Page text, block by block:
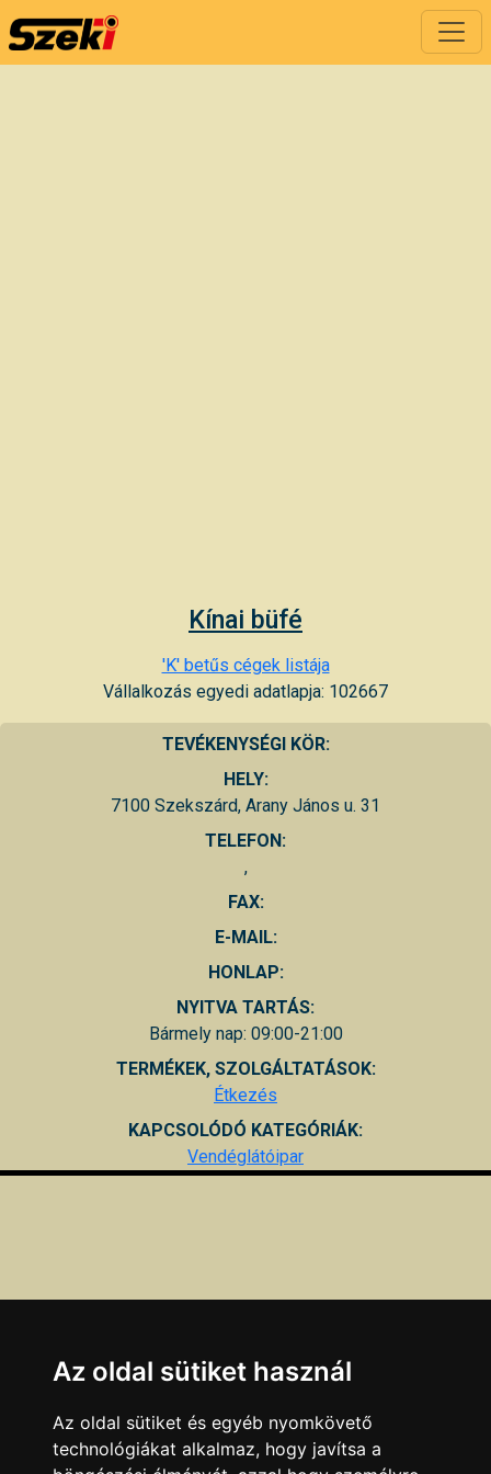
Kínai büfé
'K' betűs cégek listája
Vállalkozás egyedi adatlapja: 102667
TEVÉKENYSÉGI KÖR:
HELY:
7100 Szekszárd, Arany János u. 31
TELEFON:
,
FAX:
E-MAIL:
HONLAP:
NYITVA TARTÁS:
Bármely nap: 09:00-21:00
TERMÉKEK, SZOLGÁLTATÁSOK:
Étkezés
KAPCSOLÓDÓ KATEGÓRIÁK:
Vendéglátóipar
Az oldal sütiket használ
Az oldal sütiket és egyéb nyomkövető
technológiákat alkalmaz, hogy javítsa a